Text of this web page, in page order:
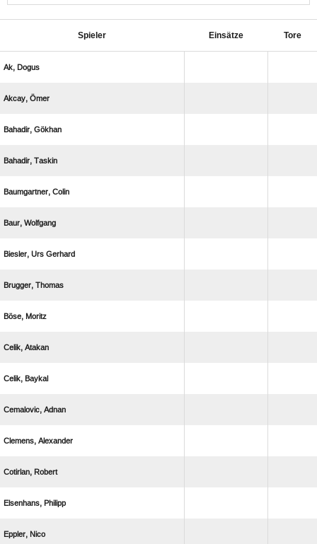
Spieler Einsätze Tore
 
 
 
 
 
 
  
 
 
 
 
 
 
 
 
 